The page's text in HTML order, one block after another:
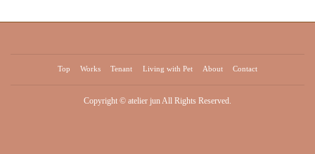
Top Works Tenant Living with Pet About Contact
Copyright © atelier jun All Rights Reserved.